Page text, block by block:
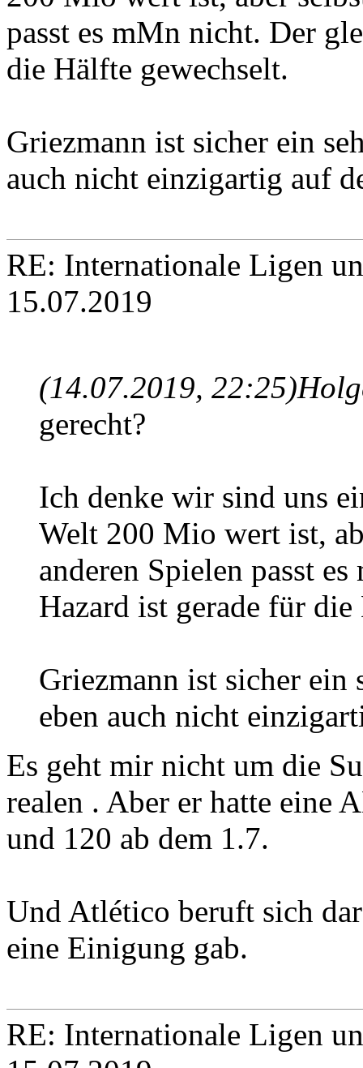
passt es mMn nicht. Der
die Hälfte gewechselt.
Griezmann ist sicher ein
auch nicht einzigartig auf
RE: Internationale Ligen
15.07.2019
(14.07.2019, 22:25)
gerecht?
Ich denke wir sind uns
Welt 200 Mio wert ist,
anderen Spielen passt
Hazard ist gerade für
Griezmann ist sicher ein
eben auch nicht
Es geht mir nicht um die
realen . Aber er hatte eine
und 120 ab dem 1.7.
Und Atlético beruft sich
eine Einigung gab.
RE: Internationale Ligen